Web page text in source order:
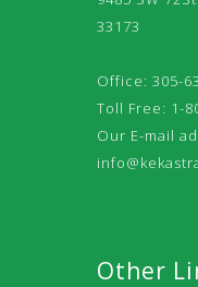
33173
Office: 305-
Toll Free: 1-
Our E-mail
Other